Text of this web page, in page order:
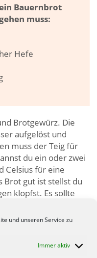
und unseren Service zu
Immer aktiv
Bauernbrot
muss:
Hefe
Brotgewürz. Die
aufgelöst und
muss der Teig für
du ein oder zwei
Celsius für eine
Brot gut ist stellst du
klopfst. Es sollte
▸▸▸
Brote lassen sich